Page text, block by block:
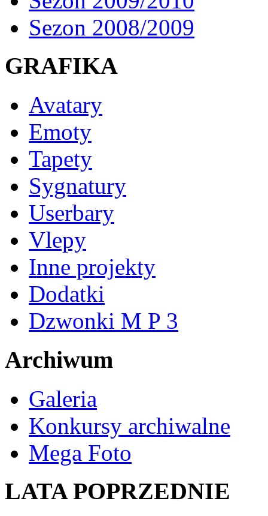
Sezon 2008/2009
GRAFIKA
Avatary
Emoty
Tapety
Sygnatury
Userbary
Vlepy
Inne projekty
Dodatki
Dzwonki M P 3
Archiwum
Galeria
Konkursy archiwalne
Mega Foto
LATA POPRZEDNIE